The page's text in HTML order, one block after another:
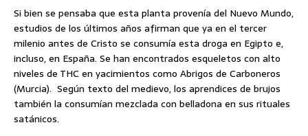
Si bien se pensaba que esta planta provenía del Nuevo Mundo,
estudios de los últimos años afirman que ya en el tercer
milenio antes de Cristo se consumía esta droga en Egipto e,
incluso, en España. Se han encontrados esqueletos con alto
niveles de THC en yacimientos como Abrigos de Carboneros
(Murcia). Según texto del medievo, los aprendices de brujos
también la consumían mezclada con belladona en sus rituales
satánicos.